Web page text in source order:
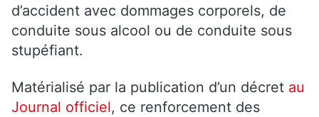
d’accident avec dommages corporels, de
conduite sous alcool ou de conduite sous
stupéfiant.
Matérialisé par la publication d’un décret au
Journal officiel, ce renforcement des